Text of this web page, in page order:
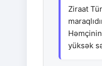
Ziraat
yüksək